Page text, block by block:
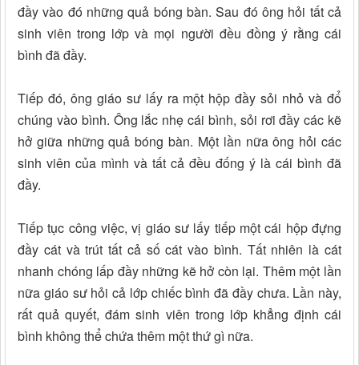
đầy vào đó những quả bóng bàn. Sau đó ông hỏi tất cả
sinh viên trong lớp và mọi người đều đồng ý rằng cái
bình đã đầy.
Tiếp đó, ông giáo sư lấy ra một hộp đầy sỏi nhỏ và đổ
chúng vào bình. Ông lắc nhẹ cái bình, sỏi rơi đầy các kẽ
hở giữa những quả bóng bàn. Một lần nữa ông hỏi các
sinh viên của mình và tất cả đều đống ý là cái bình đã
đầy.
Tiếp tục công việc, vị giáo sư lấy tiếp một cái hộp đựng
đầy cát và trút tất cả số cát vào bình. Tất nhiên là cát
nhanh chóng lấp đầy những kẽ hở còn lại. Thêm một lần
nữa giáo sư hỏi cả lớp chiếc bình đã đầy chưa. Lần này,
rất quả quyết, đám sinh viên trong lớp khẳng định cái
bình không thể chứa thêm một thứ gì nữa.